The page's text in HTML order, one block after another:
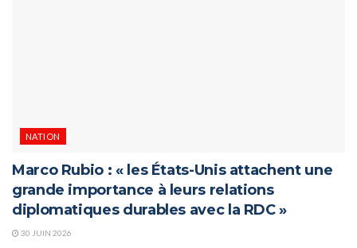
NATION
Marco Rubio : « les États-Unis attachent une
grande importance à leurs relations
diplomatiques durables avec la RDC »
30 JUIN 2026